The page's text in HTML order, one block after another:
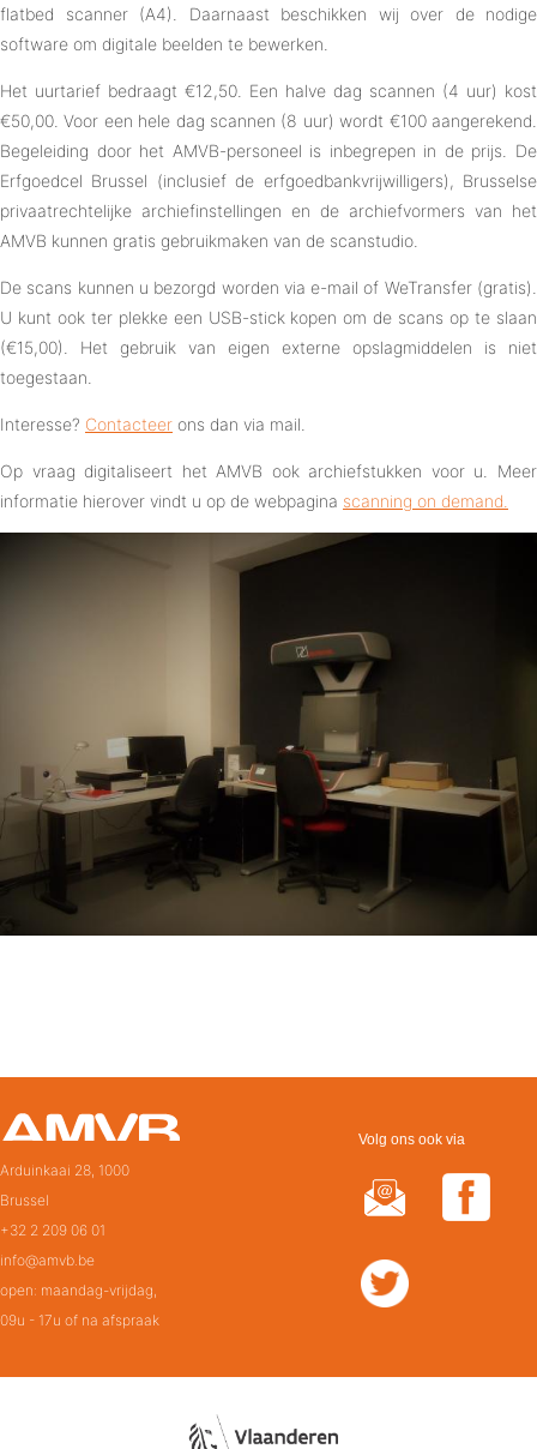
flatbed scanner (A4). Daarnaast beschikken wij over de nodige
software om digitale beelden te bewerken.
Het uurtarief bedraagt €12,50. Een halve dag scannen (4 uur) kost
€50,00. Voor een hele dag scannen (8 uur) wordt €100 aangerekend.
Begeleiding door het AMVB-personeel is inbegrepen in de prijs. De
Erfgoedcel Brussel (inclusief de erfgoedbankvrijwilligers), Brusselse
privaatrechtelijke archiefinstellingen en de archiefvormers van het
AMVB kunnen gratis gebruikmaken van de scanstudio.
De scans kunnen u bezorgd worden via e-mail of WeTransfer (gratis).
U kunt ook ter plekke een USB-stick kopen om de scans op te slaan
(€15,00). Het gebruik van eigen externe opslagmiddelen is niet
toegestaan.
Interesse? Contacteer ons dan via mail.
Op vraag digitaliseert het AMVB ook archiefstukken voor u. Meer
informatie hierover vindt u op de webpagina scanning on demand.
Arduinkaai 28, 1000
Brussel
+32 2 209 06 01
info@amvb.be
open: maandag-vrijdag,
09u - 17u of na afspraak
Volg ons ook via